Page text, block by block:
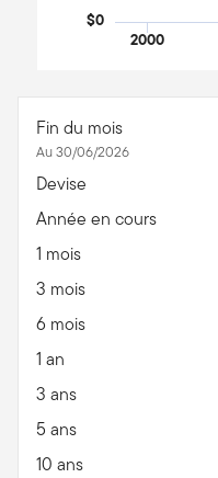
2000
$0
Fin du mois
Au 30/06/2026
Devise
Année en cours
1 mois
3 mois
6 mois
1 an
3 ans
5 ans
10 ans